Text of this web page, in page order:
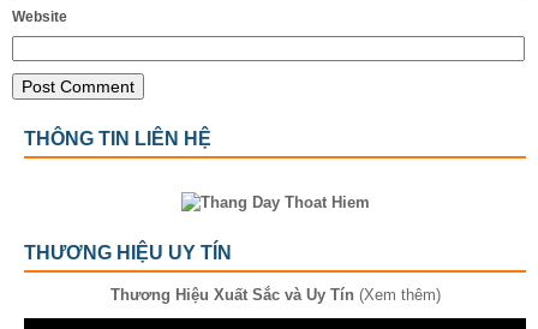
Website
THÔNG TIN LIÊN HỆ
THƯƠNG HIỆU UY TÍN
Thương Hiệu Xuất Sắc và Uy Tín (Xem thêm)